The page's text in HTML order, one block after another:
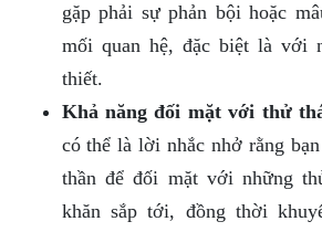
gặp phải sự phản bội hoặc
mối quan hệ, đặc biệt là với
thiết.
Khả năng đối mặt với thử
có thể là lời nhắc nhở rằng
thần để đối mặt với những
khăn sắp tới, đồng thời